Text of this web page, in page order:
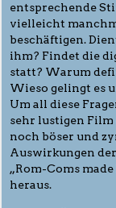
entsprechende
vielleicht
beschäftigen.
ihm? Findet die
statt? Warum
Wieso gelingt es
Um all diese
sehr lustigen Film
noch böser und
Auswirkungen
„Rom-Coms
heraus.